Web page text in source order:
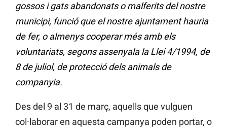
gossos i gats abandonats o malferits del nostre
municipi, funció que el nostre ajuntament hauria
de fer, o almenys cooperar més amb els
voluntariats, segons assenyala la Llei 4/1994, de
8 de juliol, de protecció dels animals de
companyia.
Des del 9 al 31 de març, aquells que vulguen
col·laborar en aquesta campanya poden portar, o